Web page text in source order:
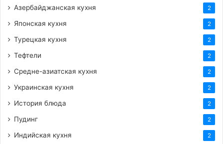
Азербайджанская кухня 2
Японская кухня 2
Турецкая кухня 2
Тефтели 2
Средне-азиатская кухня 2
Украинская кухня 2
История блюда 2
Пудинг 2
Индийская кухня 2